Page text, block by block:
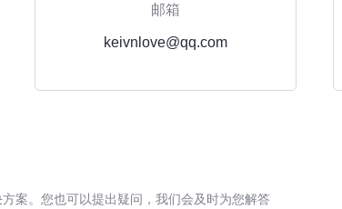
邮箱
keivnlove@qq.com
案。您也可以提出疑问，我们会及时为您解答